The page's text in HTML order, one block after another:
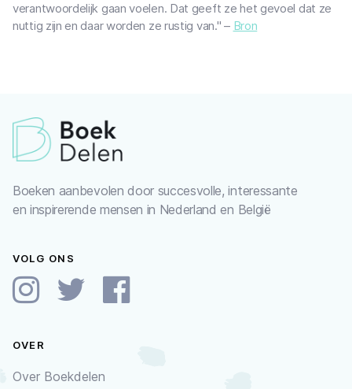
verantwoordelijk gaan voelen. Dat geeft ze het gevoel dat ze
nuttig zijn en daar worden ze rustig van." – Bron
Boeken aanbevolen door succesvolle, interessante
en inspirerende mensen in Nederland en België
VOLG ONS
OVER
Over Boekdelen